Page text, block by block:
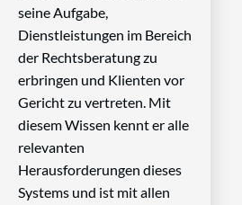
seine Aufgabe,
Dienstleistungen im Bereich
der Rechtsberatung zu
erbringen und Klienten vor
Gericht zu vertreten. Mit
diesem Wissen kennt er alle
relevanten
Herausforderungen dieses
Systems und ist mit allen